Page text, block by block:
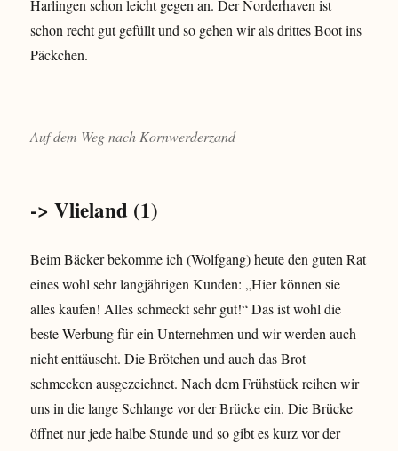
Harlingen schon leicht gegen an. Der Norderhaven ist
schon recht gut gefüllt und so gehen wir als drittes Boot ins
Päckchen.
Auf dem Weg nach Kornwerderzand
-> Vlieland (1)
Beim Bäcker bekomme ich (Wolfgang) heute den guten Rat
eines wohl sehr langjährigen Kunden: „Hier können sie
alles kaufen! Alles schmeckt sehr gut!“ Das ist wohl die
beste Werbung für ein Unternehmen und wir werden auch
nicht enttäuscht. Die Brötchen und auch das Brot
schmecken ausgezeichnet. Nach dem Frühstück reihen wir
uns in die lange Schlange vor der Brücke ein. Die Brücke
öffnet nur jede halbe Stunde und so gibt es kurz vor der